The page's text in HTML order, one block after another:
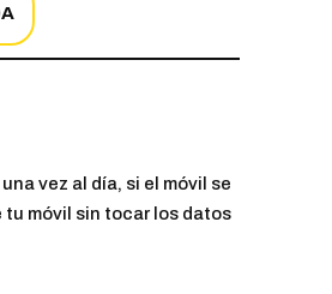
vez al día, si el móvil se
tu móvil sin tocar los datos